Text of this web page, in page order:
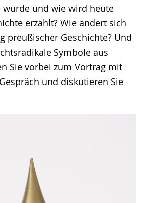
wurde und wie wird heute
erzählt? Wie ändert sich
preußischer Geschichte? Und
Symbole aus
Sie vorbei zum Vortrag mit
und diskutieren Sie